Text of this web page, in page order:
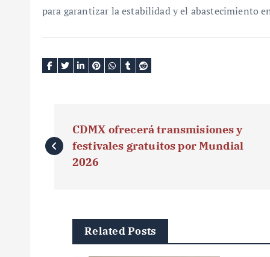
para garantizar la estabilidad y el abastecimiento
a
CDMX ofrecerá transmisiones y
festivales gratuitos por Mundial
2026
Related Posts